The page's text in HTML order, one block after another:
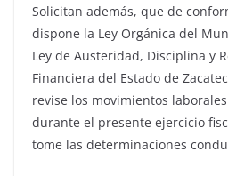
Solicitan además, que de
dispone la Ley Orgánica del
Ley de Austeridad, Disciplina y
Financiera del Estado de
revise los movimientos
durante el presente ejercicio
tome las determinaciones